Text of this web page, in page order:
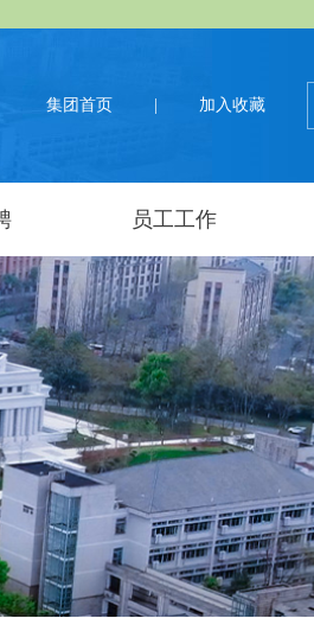
集团首页 加入收藏
员工工作